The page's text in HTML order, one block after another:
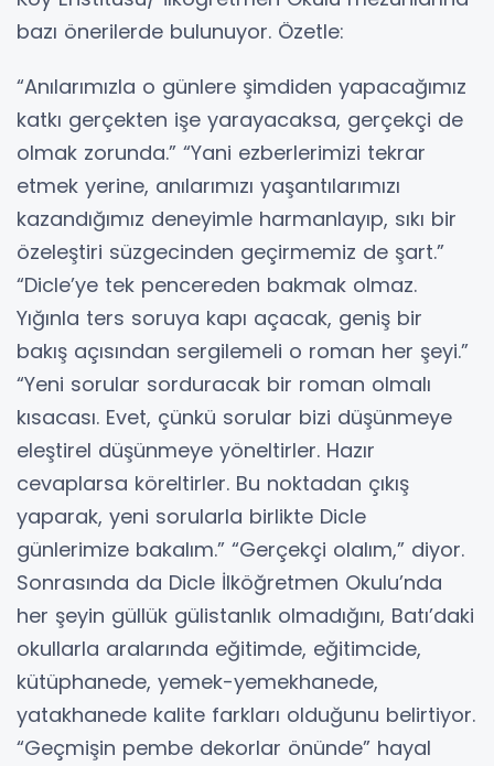
bazı önerilerde bulunuyor. Özetle:
“Anılarımızla o günlere şimdiden yapacağımız
katkı gerçekten işe yarayacaksa, gerçekçi de
olmak zorunda.” “Yani ezberlerimizi tekrar
etmek yerine, anılarımızı yaşantılarımızı
kazandığımız deneyimle harmanlayıp, sıkı bir
özeleştiri süzgecinden geçirmemiz de şart.”
“Dicle’ye tek pencereden bakmak olmaz.
Yığınla ters soruya kapı açacak, geniş bir
bakış açısından sergilemeli o roman her şeyi.”
“Yeni sorular sorduracak bir roman olmalı
kısacası. Evet, çünkü sorular bizi düşünmeye
eleştirel düşünmeye yöneltirler. Hazır
cevaplarsa köreltirler. Bu noktadan çıkış
yaparak, yeni sorularla birlikte Dicle
günlerimize bakalım.” “Gerçekçi olalım,” diyor.
Sonrasında da Dicle İlköğretmen Okulu’nda
her şeyin güllük gülistanlık olmadığını, Batı’daki
okullarla aralarında eğitimde, eğitimcide,
kütüphanede, yemek-yemekhanede,
yatakhanede kalite farkları olduğunu belirtiyor.
“Geçmişin pembe dekorlar önünde” hayal